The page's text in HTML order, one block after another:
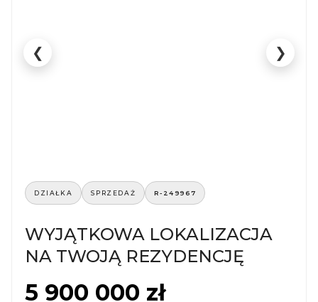
❮ ❯
DZIAŁKA SPRZEDAŻ R-249967
WYJĄTKOWA LOKALIZACJA
NA TWOJĄ REZYDENCJĘ
5 900 000 zł